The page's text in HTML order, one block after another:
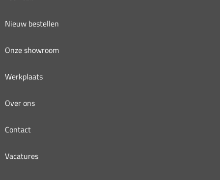
Nieuw bestellen
Onze showroom
Werkplaats
Over ons
Contact
Vacatures